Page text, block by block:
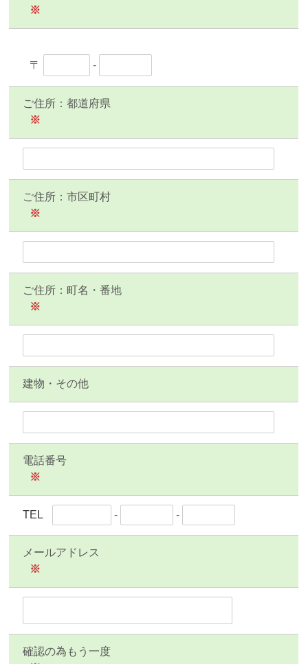
※
〒 -
ご住所：都道府県
※
ご住所：市区町村
※
ご住所：町名・番地
※
建物・その他
電話番号
※
TEL - -
メールアドレス
※
確認の為もう一度